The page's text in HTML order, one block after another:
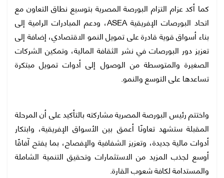
كما أكد عزام التزام البورصة المصرية بتوسيع نطاق التعاون مع
اتحاد البورصات الإفريقية ASEA، ودعم المبادرات الرامية إلى
بناء أسواق قوية قادرة على تمويل النمو الاقتصادي، إضافة إلى
تعزيز دور البورصات في نشر الثقافة المالية، وتمكين الشركات
الصغيرة والمتوسطة من الوصول إلى أدوات تمويل مبتكرة
تساعدها على التوسع والنمو.
واختتم رئيس البورصة المصرية مشاركته بالتأكيد على أن المرحلة
المقبلة ستشهد تعاونًا أعمق بين الأسواق الإفريقية، وابتكار
أدوات مالية جديدة، وتعزيز الشفافية والإفصاح، بما يفتح آفاقًا
أوسع لجذب المزيد من الاستثمارات وتحقيق التنمية الشاملة
والمستدامة لكافة شعوب القارة.